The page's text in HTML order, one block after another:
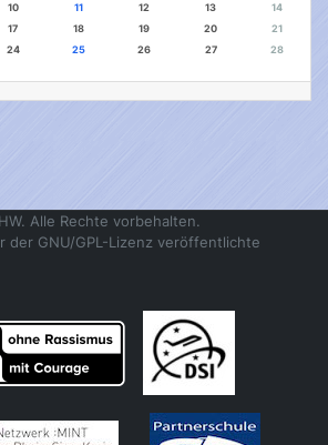
10 11 12 13
14
17 18 19 20
21
24 25 26 27
28
Alle Rechte vorbehalten.
der GNU/GPL-Lizenz veröffentlichte